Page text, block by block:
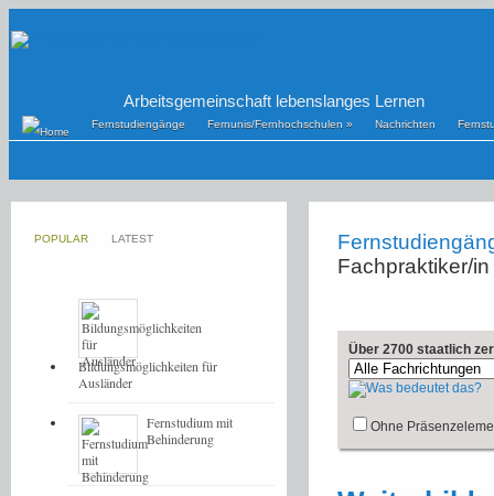
Arbeitsgemeinschaft lebenslanges Lernen
Fernstudiengänge Fernunis/Fernhochschulen » Nachrichten
Fachpraktiker/
Über 2700 staatlich
Ohne
POPULAR LATEST
Bildungsmöglichkeiten für
Ausländer
Fernstudium mit
Behinderung